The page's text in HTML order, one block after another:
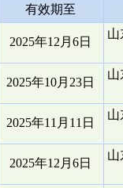
有效期至
2025年12月6日
山
2025年10月23日
山
2025年11月11日
山
2025年12月6日
山